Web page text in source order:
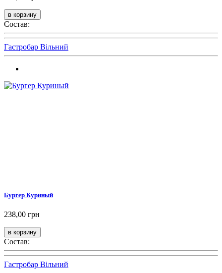
Состав:
Гастробар Вільний
Бургер Куриный
238,00 грн
Состав:
Гастробар Вільний